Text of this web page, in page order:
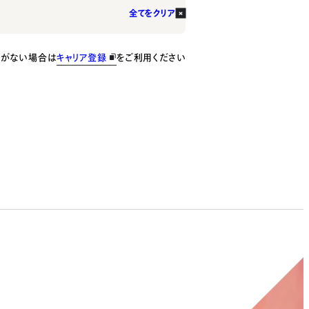
全てをクリア
ない場合はキャリア登録 をご利用ください